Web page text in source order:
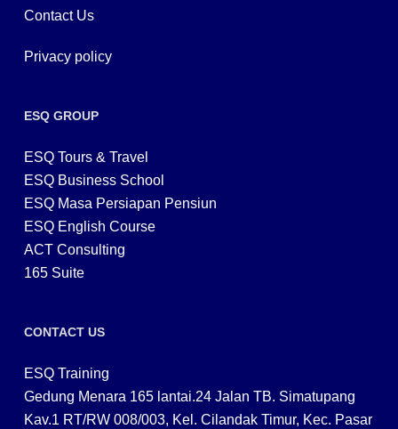
Contact Us
Privacy policy
ESQ GROUP
ESQ Tours & Travel
ESQ Business School
ESQ Masa Persiapan Pensiun
ESQ English Course
ACT Consulting
165 Suite
CONTACT US
ESQ Training
Gedung Menara 165 lantai.24 Jalan TB. Simatupang
Kav.1 RT/RW 008/003, Kel. Cilandak Timur, Kec. Pasar